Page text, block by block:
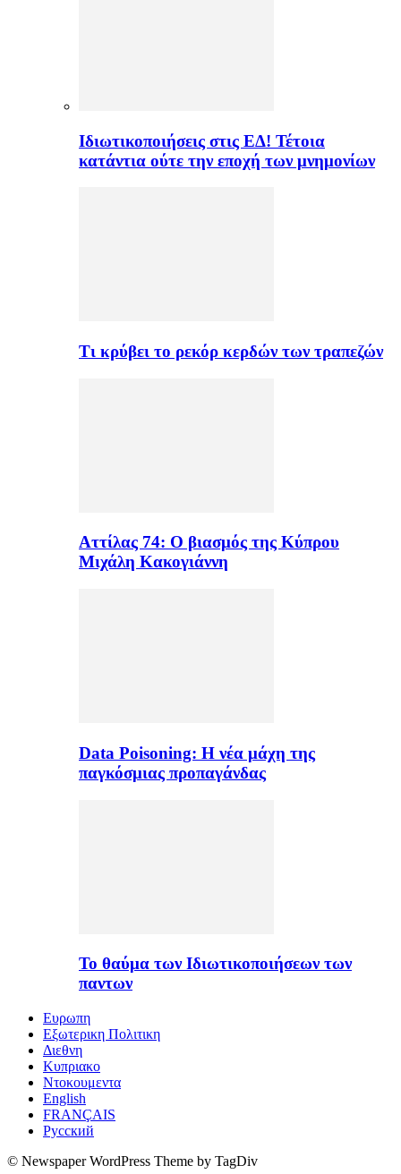
Ιδιωτικοποιήσεις στις ΕΔ! Τέτοια
κατάντια ούτε την εποχή των μνημονίων
Τι κρύβει το ρεκόρ κερδών των τραπεζών
Αττίλας 74: Ο βιασμός της Κύπρου
Μιχάλη Κακογιάννη
Data Poisoning: Η νέα μάχη της
παγκόσμιας προπαγάνδας
Το θαύμα των Ιδιωτικοποιήσεων των
παντων
Ευρωπη
Εξωτερικη Πολιτικη
Διεθνη
Κυπριακο
Ντοκουμεντα
English
FRANÇAIS
Русский
© Newspaper WordPress Theme by TagDiv